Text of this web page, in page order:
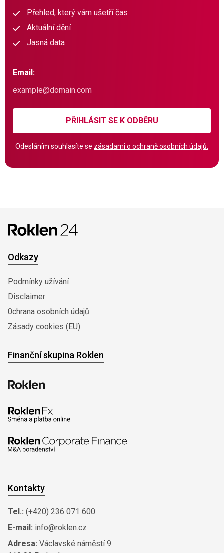
Přehled, který vám ušetří čas
Aktuální dění
Jasná data
Email:
PŘIHLÁSIT SE K ODBĚRU
Odesláním souhlasíte se zásadami o ochraně osobních údajů.
Odkazy
Podmínky užívání
Disclaimer
0chrana osobních údajů
Zásady cookies (EU)
Finanční skupina Roklen
Kontakty
Tel.: (+420) 236 071 600
E-mail: info@roklen.cz
Adresa: Václavské náměstí 9